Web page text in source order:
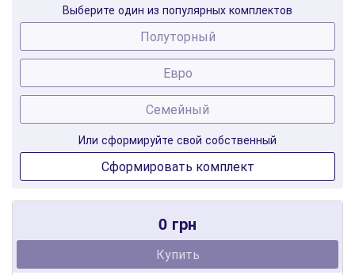
Выберите один из популярных комплектов
Полуторный
Евро
Семейный
Или сформируйте свой собственный
Сформировать комплект
0 грн
Купить